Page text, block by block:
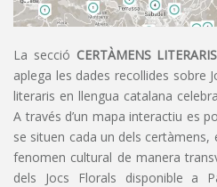
La secció CERTÀMENS LITERARIS
aplega les dades recollides sobre
literaris en llengua catalana
A través d’un mapa interactiu es
se situen cada un dels certàmens,
fenomen cultural de manera
dels Jocs Florals disponible a